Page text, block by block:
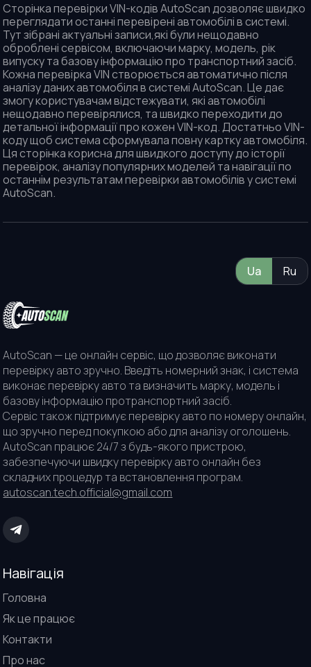
Сторінка перевірки VIN-кодів AutoScan дозволяє швидко
переглядати останні перевірені автомобілі в системі.
Тут зібрані актуальні записи,які були нещодавно
оброблені сервісом, включаючи марку, модель, рік
випуску та базову інформацію про транспортний засіб.
Кожна перевірка VIN створюється автоматично після
аналізу даних автомобіля в системі AutoScan. Це дає
змогу користувачам відстежувати, які автомобілі
нещодавно перевірялися, та швидко переходити до
детальної інформації про кожен VIN-код. Достатньо VIN-
коду щоб система сформувала повну картку автомобіля.
Ця сторінка корисна для швидкого доступу до історії
перевірок, аналізу популярних моделей та навігації по
останнім результатам перевірки автомобілів у системі
AutoScan.
Ua Ru
AutoScan — це онлайн сервіс, що дозволяє виконати
перевірку авто зручно. Введіть номерний знак, і система
виконає перевірку авто та визначить марку, модель і
базову інформацію протранспортний засіб.
Сервіс також підтримує перевірку авто по номеру онлайн,
що зручно перед покупкою або для аналізу оголошень.
AutoScan працює 24/7 з будь-якого пристрою,
забезпечуючи швидку перевірку авто онлайн без
складних процедур та встановлення програм.
autoscan.tech.official@gmail.com
Навігація
Головна
Як це працює
Контакти
Про нас